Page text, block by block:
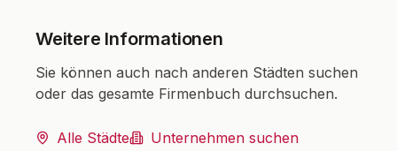
Weitere Informationen
Sie können auch nach anderen Städten suchen
oder das gesamte Firmenbuch durchsuchen.
Alle Städte Unternehmen suchen